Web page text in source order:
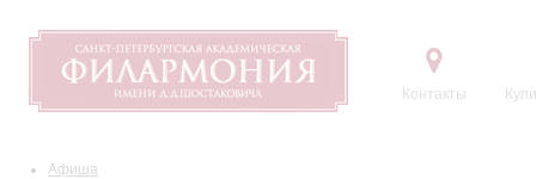
Контакты
Афиша